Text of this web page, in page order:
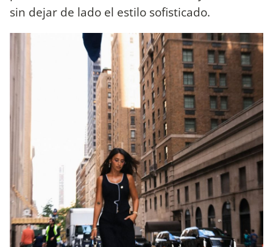
sin dejar de lado el estilo sofisticado.